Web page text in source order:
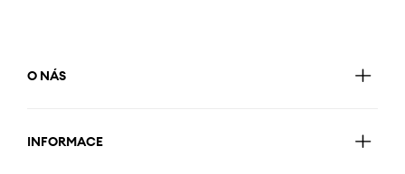
O NÁS
INFORMACE